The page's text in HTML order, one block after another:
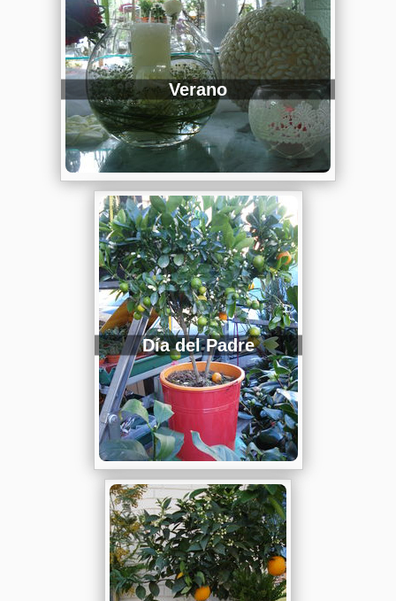
Verano
Día del Padre